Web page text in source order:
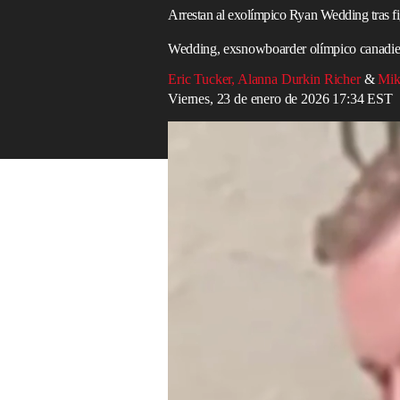
Arrestan al exolímpico Ryan Wedding tras
Wedding, exsnowboarder olímpico
Eric Tucker, Alanna Durkin Richer &
Viernes, 23 de enero de 2026 17:34 EST
Agregan a exestrella olímpica de
olímpicoRyan
, fue arrestado, según
Wedding, exatleta canadiense que
El exdeportista, de 44 años, está
autoridades lo vinculan con múltiples